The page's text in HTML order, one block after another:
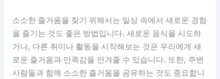
소소한 즐거움을 찾기 위해서는 일상 속에서 새로운 경험
을 즐기는 것도 좋은 방법입니다. 새로운 음식을 시도하
거나, 다른 취미나 활동을 시작해보는 것은 우리에게 새
로운 즐거움과 만족감을 안겨줄 수 있습니다. 또한, 주변
사람들과 함께 소소한 즐거움을 공유하는 것도 중요합니